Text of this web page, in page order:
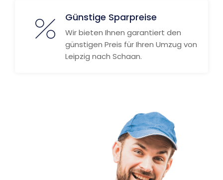
Günstige Sparpreise
Wir bieten Ihnen garantiert den
günstigen Preis für Ihren Umzug von
Leipzig nach Schaan.